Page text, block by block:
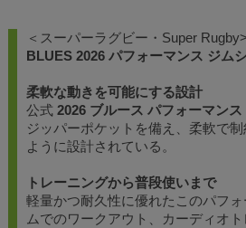
＜スーパーラグビー・Super Rugby>
BLUES 2026 パフォーマンス ジム
柔軟な動きを可能にする設計
公式 2026 ブルース パフォーマン
ジッパーポケットを備え、柔軟で
ように設計されている。
トレーニングから普段使いまで
軽量かつ耐久性に優れたこのパフ
ムでのワークアウト、カーディオ